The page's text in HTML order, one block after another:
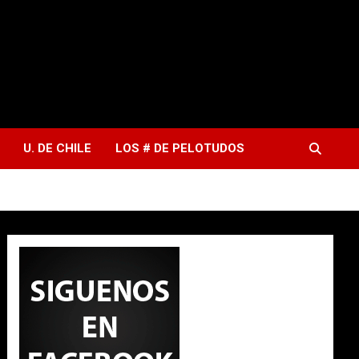
U. DE CHILE LOS # DE PELOTUDOS